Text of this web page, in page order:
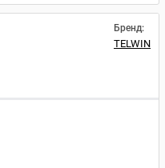
Бренд:
TELWIN